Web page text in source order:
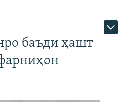
баъди ҳашт